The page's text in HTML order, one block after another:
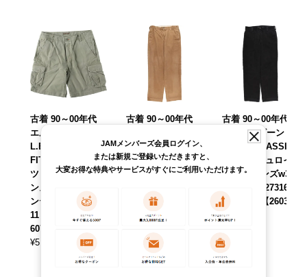
古着 90～00年代
エルエルビーン L.
L.Bean NATURAL
FIT カーゴショー
ツ ハーフパンツ メ
ンズw36相当 ヴィ
ンテージ /eaa6214
11 【中古】 【260
607】
¥5,390
古着 90～00年代
L.Bean コーデュロ
イパンツ メンズw3
3相当 ヴィンテー
【中古】 【26032
古着 90～00年代
エルエルビーン L.
L.Bean CLASSIC
FIT コーデュロイ
パンツ メンズw33
相当 /eaa627316
【中古】 【26032
7】
JAMメンバーズ会員ログイン、
または新規ご登録いただきますと、
大変お得な特典やサービスがすぐにご利用いただけます。